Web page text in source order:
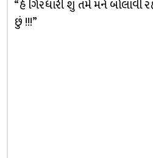
“હે ગિરધારી શું તમે મને બોલાવી
છું !!!”